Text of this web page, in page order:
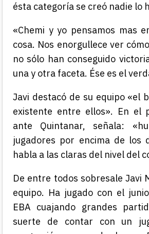
ésta categoría se creó nadie lo
«Chemi y yo pensamos mas
cosa. Nos enorgullece ver
no sólo han conseguido
una y otra faceta. Ése es el
Javi destacó de su equipo «el
existente entre ellos». En el
ante Quintanar, señala:
jugadores por encima de los
habla a las claras del nivel del
De entre todos sobresale Javi
equipo. Ha jugado con el
EBA cuajando grandes
suerte de contar con un